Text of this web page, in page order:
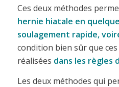
Ces deux méthodes
hernie hiatale en
soulagement rapide,
condition bien sûr que
réalisées dans les règles
Les deux méthodes qui